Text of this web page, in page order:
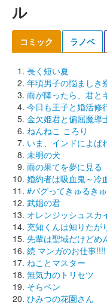
ル
コミック ラノベ
長く短い夏
年頃男子の悩ましき
雨が降ったら、君と
今日も王子と婚活修
金欠姫君と偏屈魔導
ねんねこ ころり
いま、インドによば
未明の犬
雨の果てを夢に見る
婚約者は吸血鬼～冷
#バグってきゅるき
武娼の君
オレンジッシュスカ
充知くんは知りたが
先輩は聖域だけどめ
続 マンガのお仕事!!!!
ねことマスター
無気力のトリセツ
そらペン
ひみつの花園さん